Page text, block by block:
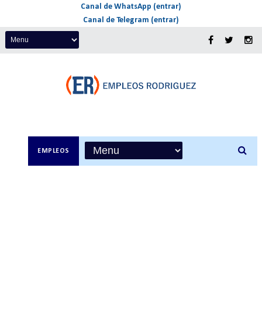
Canal de WhatsApp (entrar)
Canal de Telegram (entrar)
EMPLEOS